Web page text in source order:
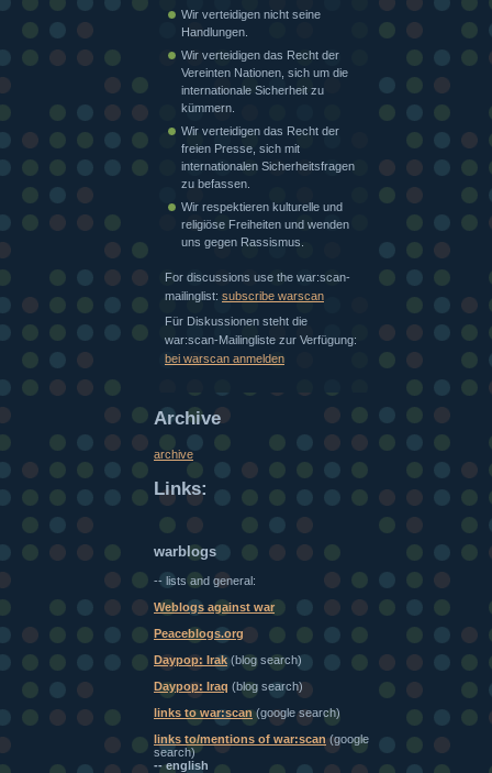
Wir verteidigen nicht seine
Handlungen.
Wir verteidigen das Recht der
Vereinten Nationen, sich um die
internationale Sicherheit zu
kümmern.
Wir verteidigen das Recht der
freien Presse, sich mit
internationalen Sicherheitsfragen
zu befassen.
Wir respektieren kulturelle und
religiöse Freiheiten und wenden
uns gegen Rassismus.
For discussions use the war:scan-
mailinglist: subscribe warscan
Für Diskussionen steht die
war:scan-Mailingliste zur Verfügung:
bei warscan anmelden
Archive
archive
Links:
warblogs
-- lists and general:
Weblogs against war
Peaceblogs.org
Daypop: Irak (blog search)
Daypop: Iraq (blog search)
links to war:scan (google search)
links to/mentions of war:scan(google
search)
-- english